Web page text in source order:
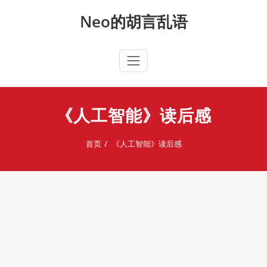
Neo的胡言乱语
《人工智能》读后感
首页 《人工智能》读后感